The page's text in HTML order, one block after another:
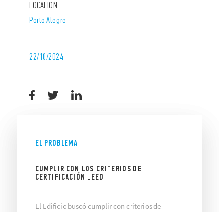
LOCATION
Porto Alegre
22/10/2024
EL PROBLEMA
CUMPLIR CON LOS CRITERIOS DE
CERTIFICACIÓN LEED
El Edificio buscó cumplir con criterios de